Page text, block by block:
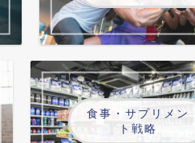
食事・サプリメン
ト戦略